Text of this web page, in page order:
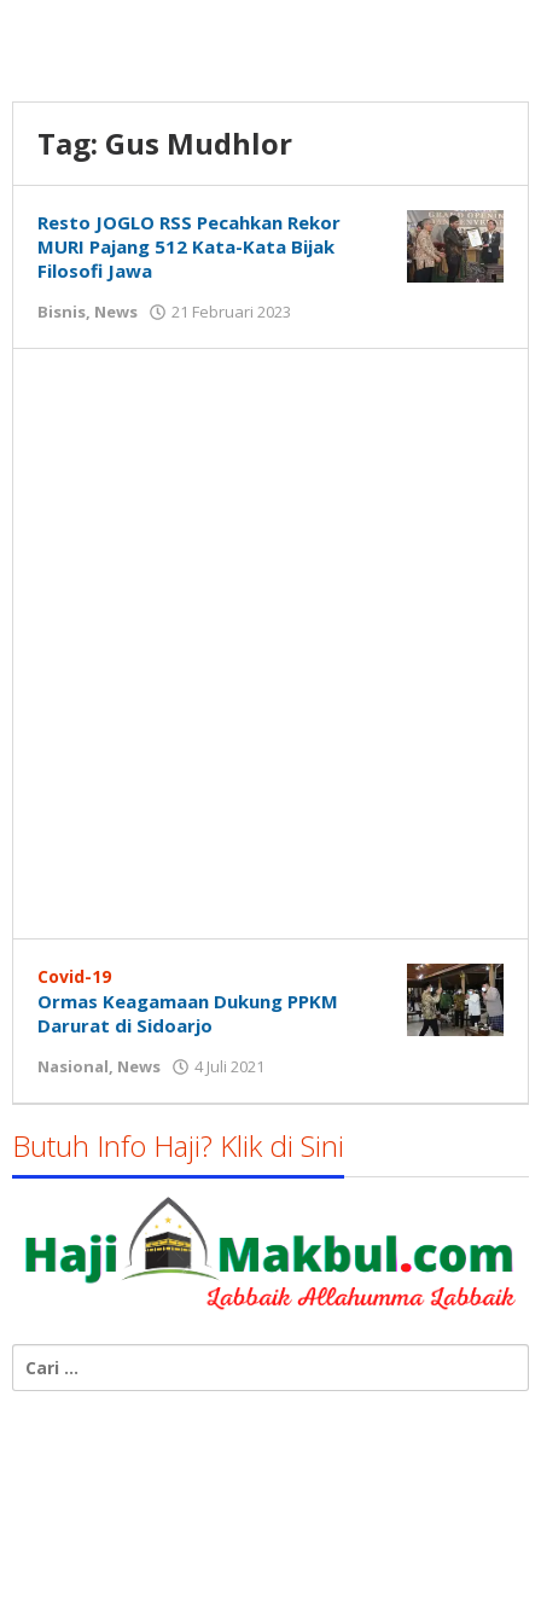
Tag: Gus Mudhlor
Resto JOGLO RSS Pecahkan Rekor
MURI Pajang 512 Kata-Kata Bijak
Filosofi Jawa
Bisnis, News 21 Februari 2023
Susanto
Covid-19
Ormas Keagamaan Dukung PPKM
Darurat di Sidoarjo
Nasional, News 4 Juli 2021
Susanto
Butuh Info Haji? Klik di Sini
untuk: